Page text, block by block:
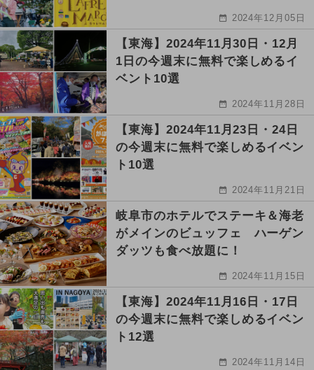
2024年12月05日
【東海】2024年11月30日・12月
1日の今週末に無料で楽しめるイ
ベント10選
2024年11月28日
【東海】2024年11月23日・24日
の今週末に無料で楽しめるイベン
ト10選
2024年11月21日
岐阜市のホテルでステーキ＆海老
がメインのビュッフェ ハーゲン
ダッツも食べ放題に！
2024年11月15日
【東海】2024年11月16日・17日
の今週末に無料で楽しめるイベン
ト12選
2024年11月14日